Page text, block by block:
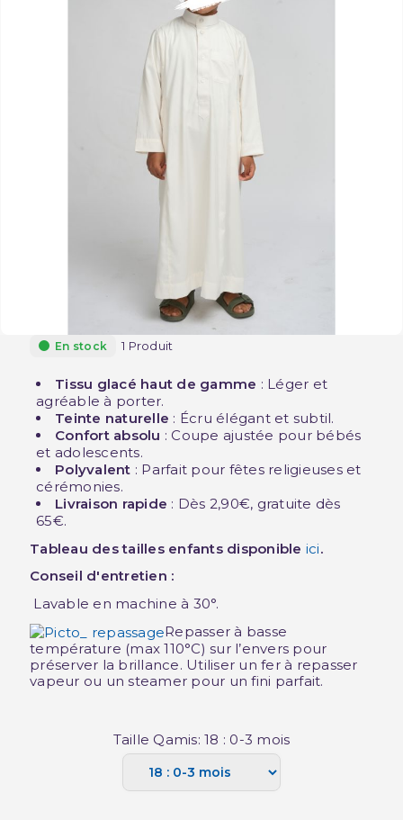
En stock 1 Produit
Tissu glacé haut de gamme : Léger et
agréable à porter.
Teinte naturelle : Écru élégant et subtil.
Confort absolu : Coupe ajustée pour bébés
et adolescents.
Polyvalent : Parfait pour fêtes religieuses et
cérémonies.
Livraison rapide : Dès 2,90€, gratuite dès
65€.
Tableau des tailles enfants disponible ici.
Conseil d'entretien :
Lavable en machine à 30°.
Repasser à basse
température (max 110°C) sur l’envers pour
préserver la brillance. Utiliser un fer à repasser
vapeur ou un steamer pour un fini parfait.
Taille Qamis: 18 : 0-3 mois